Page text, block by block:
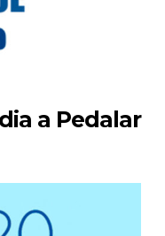
a Pedalar